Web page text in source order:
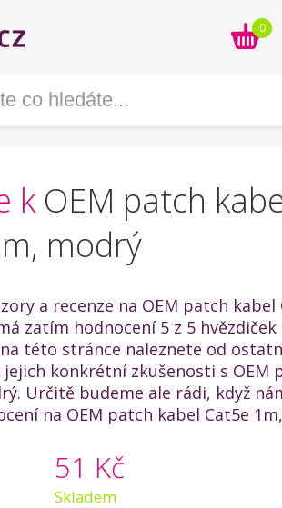
0
k OEM patch
modrý
a recenze na OEM patch kabel
zatím hodnocení 5 z 5 hvězdiček
této stránce naleznete od
konkrétní zkušenosti s OEM
Určitě budeme ale rádi, když
na OEM patch kabel Cat5e
51 Kč
Skladem